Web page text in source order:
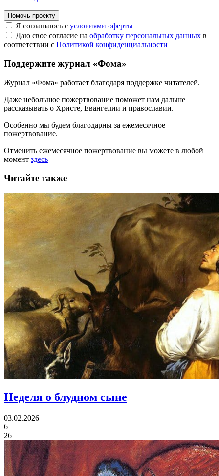
Помочь проекту
Я соглашаюсь с условиями оферты
Даю свое согласие на обработку персональных данных в
соответствии с Политикой конфиденциальности
Поддержите журнал «Фома»
Журнал «Фома» работает благодаря поддержке читателей.
Даже небольшое пожертвование поможет нам дальше
рассказывать о Христе, Евангелии и православии.
Особенно мы будем благодарны за ежемесячное
пожертвование.
Отменить ежемесячное пожертвование вы можете в любой
момент здесь
Читайте также
Неделя о блудном сыне
03.02.2026
6
26